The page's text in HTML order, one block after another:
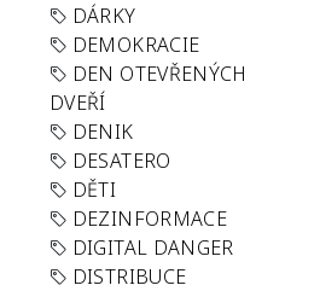
DÁRKY
DEMOKRACIE
DEN OTEVŘENÝCH
DVEŘÍ
DENIK
DESATERO
DĚTI
DEZINFORMACE
DIGITAL DANGER
DISTRIBUCE